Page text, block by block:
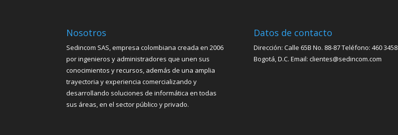
Nosotros
Sedincom SAS, empresa colombiana creada en 2006
por ingenieros y administradores que unen sus
conocimientos y recursos, además de una amplia
trayectoria y experiencia comercializando y
desarrollando soluciones de informática en todas
sus áreas, en el sector público y privado.
Datos de contacto
Dirección: Calle 65B No. 88-87 Teléfono: 460 3458
Bogotá, D.C. Email: clientes@sedincom.com